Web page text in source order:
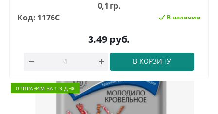
0,1 гр.
Код: 1176С
В наличии
3.49 руб.
В КОРЗИНУ
ОТПРАВИМ ЗА 1-3 ДНЯ